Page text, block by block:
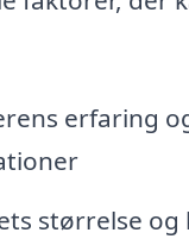
erfaring
størrelse og